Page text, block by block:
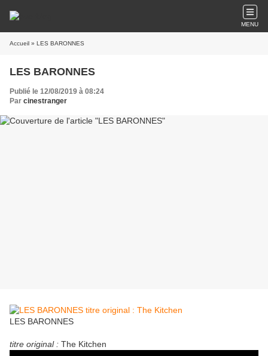
MENU
Accueil » LES BARONNES
LES BARONNES
Publié le 12/08/2019 à 08:24
Par cinestranger
LES BARONNES
titre original : The Kitchen